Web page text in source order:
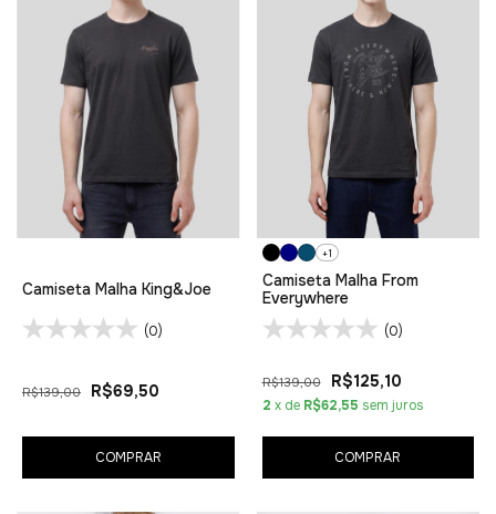
Camiseta Malha King&Joe
(0)
R$139,00 R$69,50
COMPRAR
+1
Camiseta Malha From
Everywhere
(0)
R$139,00 R$125,10
2 x de R$62,55 sem juros
COMPRAR